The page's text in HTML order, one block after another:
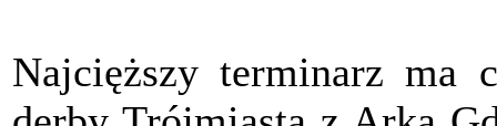
Najcięższy terminarz ma